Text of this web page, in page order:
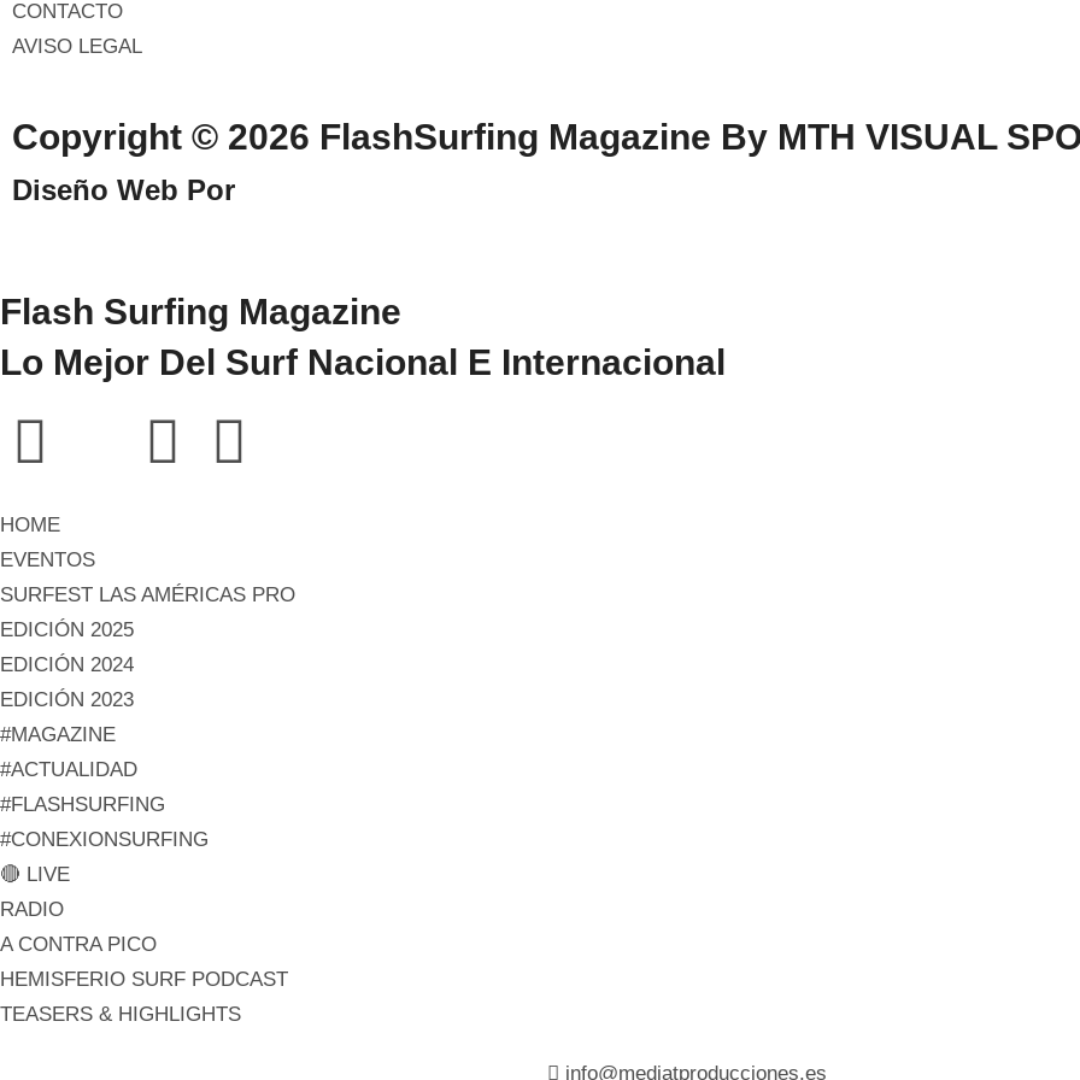
CONTACTO
AVISO LEGAL
Copyright © 2026 FlashSurfing Magazine By MTH VISUAL
Diseño Web Por
Flash Surfing Magazine
Lo Mejor Del Surf Nacional E Internacional
HOME
EVENTOS
SURFEST LAS AMÉRICAS PRO
EDICIÓN 2025
EDICIÓN 2024
EDICIÓN 2023
#MAGAZINE
#ACTUALIDAD
#FLASHSURFING
#CONEXIONSURFING
🔴 LIVE
RADIO
A CONTRA PICO
HEMISFERIO SURF PODCAST
TEASERS & HIGHLIGHTS
info@mediatproducciones.es​